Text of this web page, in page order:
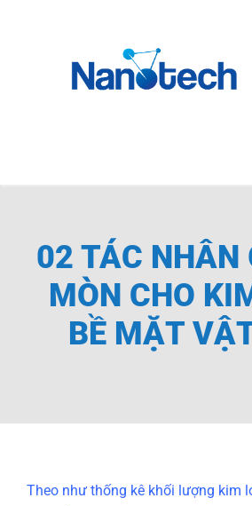
Sản phẩm
LĨNH VỰC ỨNG DỤNG
02 TÁC NHÂN
MÒN CHO
BỀ MẶT
Theo như thống kê khối lượng kim